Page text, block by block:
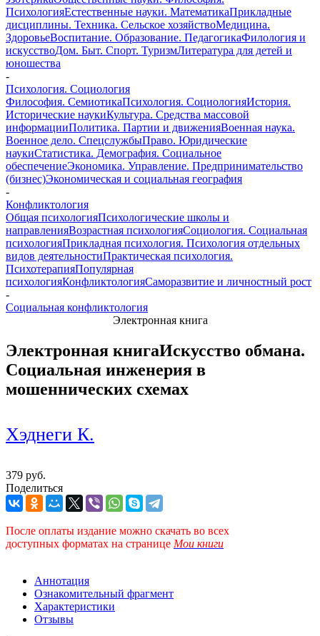
ПсихологияЕстественные науки. МатематикаПрикладные
дисциплины. Техника. Сельское хозяйствоМедицина.
ЗдоровьеВоспитание. Образование. ПедагогикаФилология и
искусствоДом. Быт. Спорт. ТуризмЛитература для детей и
юношества
-
Психология. Социология
Философия. СемиотикаПсихология. СоциологияИстория.
Исторические наукиКультура. Средства массовой
информацииПолитика. Партии и движенияВоенная наука.
Военное дело. СпецслужбыПраво. Юридические
наукиСтатистика. Демография. Социальное
обеспечениеЭкономика. Управление. Предпринимательство
(бизнес)Экономическая и социальная география
-
Конфликтология
Общая психологияПсихологические школы и
направленияВозрастная психологияСоциология. Социальная
психологияПрикладная психология. Психология отдельных
видов деятельностиПрактическая психология.
ПсихотерапияПопулярная
психологияКонфликтологияСаморазвитие и личностный рост
-
Социальная конфликтология
Электронная книга
Электронная книгаИскусство обмана.
Социальная инженерия в
мошеннических схемах
Хэднеги К.
379 руб.
Поделиться
После оплаты издание можно скачать во всех
доступных форматах на странице Мои книги
Аннотация
Ознакомительный фрагмент
Характеристики
Отзывы